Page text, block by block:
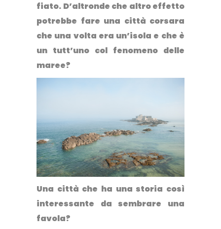
fiato. D’altronde che altro effetto
potrebbe fare una città corsara
che una volta era un’isola e che è
un tutt’uno col fenomeno delle
maree?
Una città che ha una storia così
interessante da sembrare una
favola?